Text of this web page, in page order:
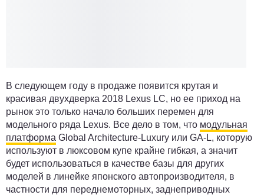
В следующем году в продаже появится крутая и
красивая двухдверка 2018 Lexus LC, но ее приход на
рынок это только начало больших перемен для
модельного ряда Lexus. Все дело в том, что модульная
платформа Global Architecture-Luxury или GA-L, которую
используют в люксовом купе крайне гибкая, а значит
будет использоваться в качестве базы для других
моделей в линейке японского автопроизводителя, в
частности для переднемоторных, заднеприводных